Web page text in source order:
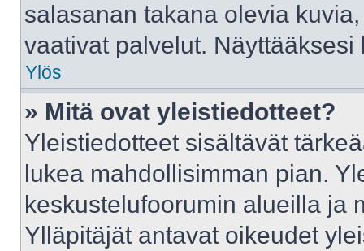
salasanan takana olevia
vaativat palvelut.
Ylös
» Mitä ovat yleistiedotteet?
Yleistiedotteet sisältävät
lukea mahdollisimman pian.
keskustelufoorumin alueilla ja
Ylläpitäjät antavat oikeudet